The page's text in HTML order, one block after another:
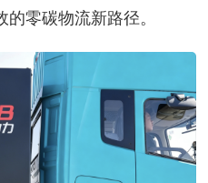
零碳物流新路径。